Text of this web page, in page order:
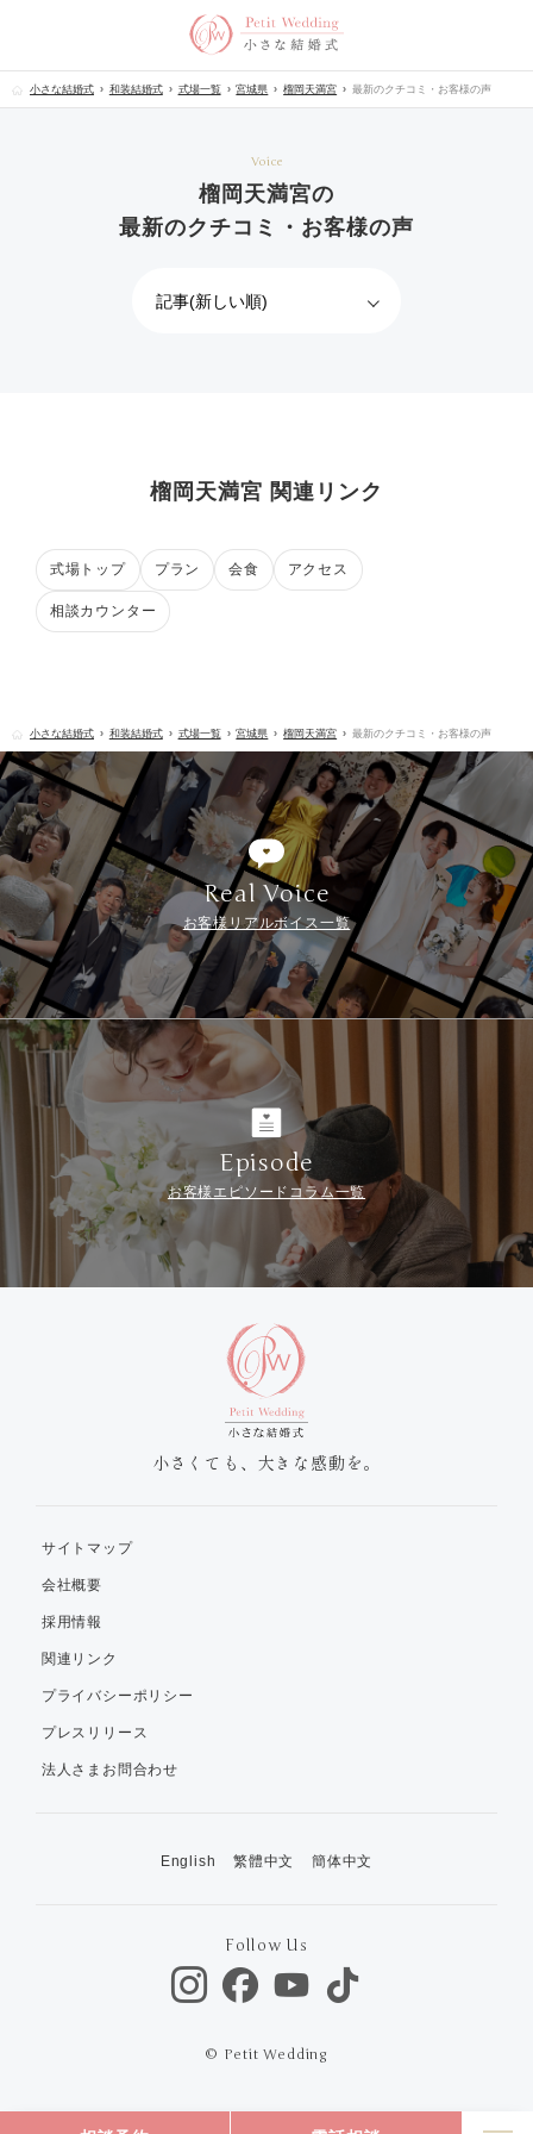
小さな結婚式 和装結婚式 式場一覧 宮城県 榴岡天満宮 最新のクチコミ・お客様の声
Voice
榴岡天満宮の
最新のクチコミ・お客様の声
榴岡天満宮 関連リンク
式場トップ プラン 会食 アクセス
相談カウンター
小さな結婚式 和装結婚式 式場一覧 宮城県 榴岡天満宮 最新のクチコミ・お客様の声
Real Voice
お客様リアルボイス一覧
Episode
お客様エピソードコラム一覧
小さくても、大きな感動を。
サイトマップ
会社概要
採用情報
関連リンク
プライバシーポリシー
プレスリリース
法人さまお問合わせ
English 繁體中文 簡体中文
Follow Us
© Petit Wedding